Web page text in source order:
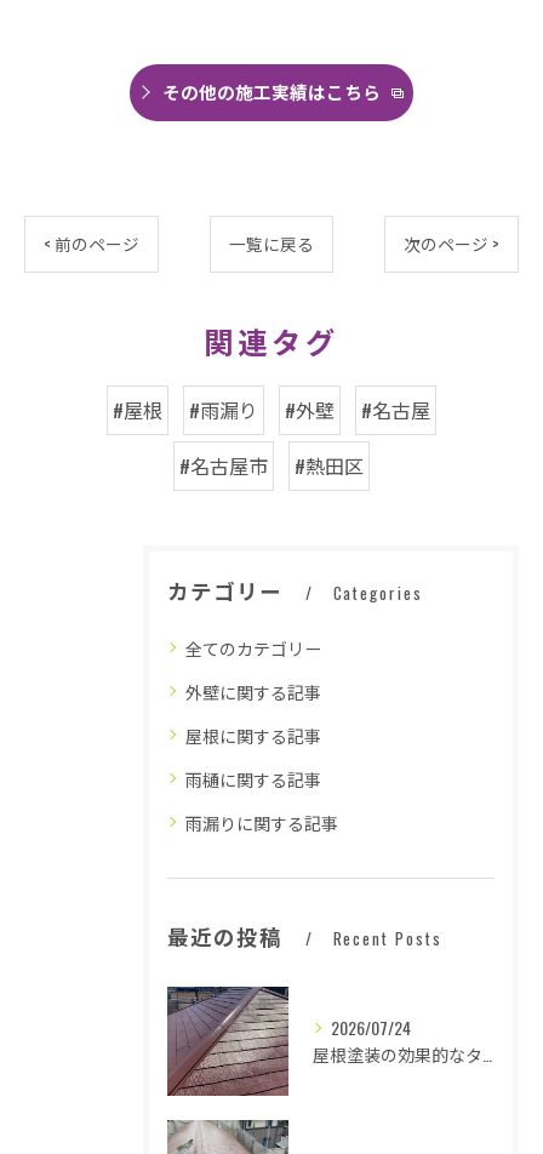
その他の施工実績はこちら
< 前のページ 一覧に戻る 次のページ >
関連タグ
#屋根 #雨漏り #外壁
#名古屋
#名古屋市
#熱田区
カテゴリー Categories
全てのカテゴリー
外壁に関する記事
屋根に関する記事
雨樋に関する記事
雨漏りに関する記事
最近の投稿 Recent Posts
2026/07/24